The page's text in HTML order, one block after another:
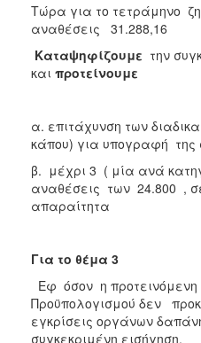
Τώρα για το τετράμηνο
αναθέσεις 31.288,16
Καταψηφίζουμε την
και προτείνουμε
α. επιτάχυνση των
κάπου) για υπογραφή της
β. μέχρι 3 ( μία ανά
αναθέσεις των 24.800 ,
απαραίτητα
Για το θέμα 3
Εφ όσον η προτεινόμενη
Προϋπολογισμού δεν
εγκρίσεις οργάνων
συγκεκριμένη εισήγηση.